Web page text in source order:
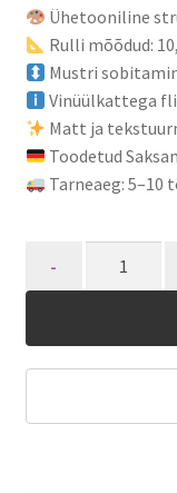
Ühetooniline
Rulli mõõdud:
Mustri
Vinüülkattega
Matt ja
Toodetud
Tarneaeg: 5–10